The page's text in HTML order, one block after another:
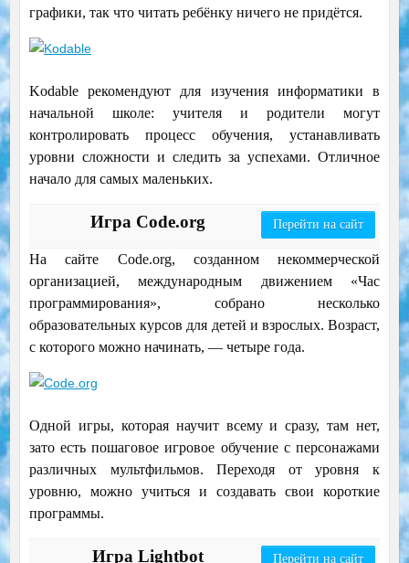
графики, так что читать ребёнку ничего не придётся.
Kodable рекомендуют для изучения информатики в
начальной школе: учителя и родители могут
контролировать процесс обучения, устанавливать
уровни сложности и следить за успехами. Отличное
начало для самых маленьких.
Игра Code.org Перейти на сайт
На сайте Code.org, созданном некоммерческой
организацией, международным движением «Час
программирования», собрано несколько
образовательных курсов для детей и взрослых. Возраст,
с которого можно начинать, — четыре года.
Одной игры, которая научит всему и сразу, там нет,
зато есть пошаговое игровое обучение с персонажами
различных мультфильмов. Переходя от уровня к
уровню, можно учиться и создавать свои короткие
программы.
Игра Lightbot Перейти на сайт